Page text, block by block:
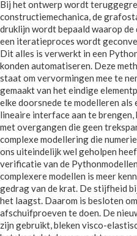
Bij het ontwerp wordt
constructiemechanica, de
druklijn wordt bepaald waarop
een iteratieproces wordt
Dit alles is verwerkt in een
konden automatiseren. Deze
staat om vervormingen mee te
gemaakt van het eindige
elke doorsnede te modelleren als
lineaire interface aan te brengen,
met overgangen die geen
complexe modellering die
ons uiteindelijk wel geholpen
verificatie van de
complexere modellen is meer
gedrag van de krat. De stijfheid
het laagst. Daarom is besloten
afschuifproeven te doen. De
zijn gebruikt, bleken visco-